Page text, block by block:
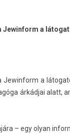
Jewin­form a
Jewin­form a
árkádjai alatt,
– egy olyan